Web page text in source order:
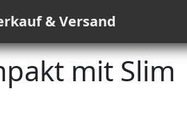
& Versand
mit Slim